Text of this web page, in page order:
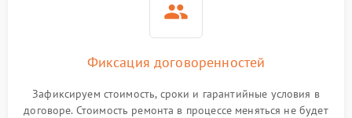
Фиксация договоренностей
Зафиксируем стоимость, сроки и гарантийные условия в
договоре. Стоимость ремонта в процессе меняться не будет